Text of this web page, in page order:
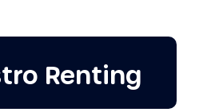
Renting